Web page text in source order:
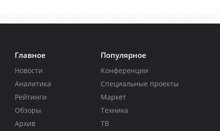
Главное
Новости
Аналитика
Рейтинги
Обзоры
Архив
Популярное
Конференции
Специальные проекты
Маркет
Техника
ТВ